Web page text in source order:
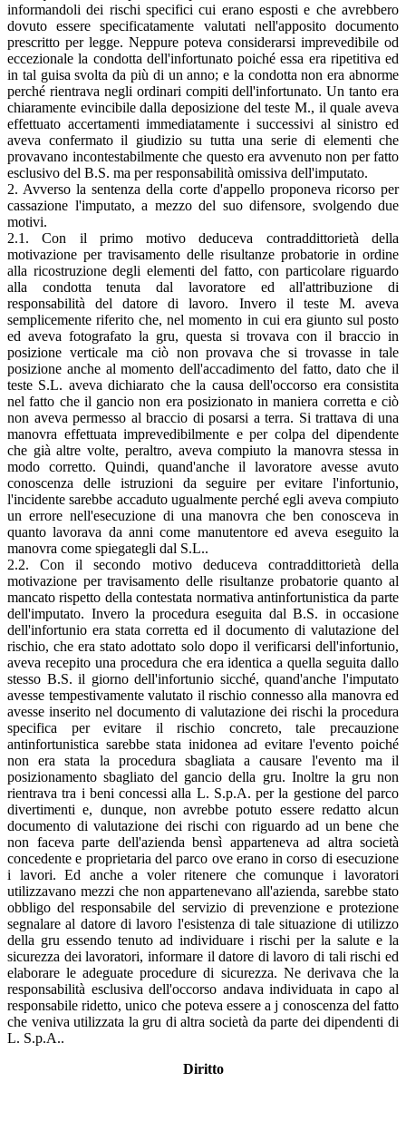
informandoli dei rischi specifici cui erano esposti e che avrebbero
dovuto essere specificatamente valutati nell'apposito documento
prescritto per legge. Neppure poteva considerarsi imprevedibile od
eccezionale la condotta dell'infortunato poiché essa era ripetitiva ed
in tal guisa svolta da più di un anno; e la condotta non era abnorme
perché rientrava negli ordinari compiti dell'infortunato. Un tanto era
chiaramente evincibile dalla deposizione del teste M., il quale aveva
effettuato accertamenti immediatamente i successivi al sinistro ed
aveva confermato il giudizio su tutta una serie di elementi che
provavano incontestabilmente che questo era avvenuto non per fatto
esclusivo del B.S. ma per responsabilità omissiva dell'imputato.
2. Avverso la sentenza della corte d'appello proponeva ricorso per
cassazione l'imputato, a mezzo del suo difensore, svolgendo due
motivi.
2.1. Con il primo motivo deduceva contraddittorietà della
motivazione per travisamento delle risultanze probatorie in ordine
alla ricostruzione degli elementi del fatto, con particolare riguardo
alla condotta tenuta dal lavoratore ed all'attribuzione di
responsabilità del datore di lavoro. Invero il teste M. aveva
semplicemente riferito che, nel momento in cui era giunto sul posto
ed aveva fotografato la gru, questa si trovava con il braccio in
posizione verticale ma ciò non provava che si trovasse in tale
posizione anche al momento dell'accadimento del fatto, dato che il
teste S.L. aveva dichiarato che la causa dell'occorso era consistita
nel fatto che il gancio non era posizionato in maniera corretta e ciò
non aveva permesso al braccio di posarsi a terra. Si trattava di una
manovra effettuata imprevedibilmente e per colpa del dipendente
che già altre volte, peraltro, aveva compiuto la manovra stessa in
modo corretto. Quindi, quand'anche il lavoratore avesse avuto
conoscenza delle istruzioni da seguire per evitare l'infortunio,
l'incidente sarebbe accaduto ugualmente perché egli aveva compiuto
un errore nell'esecuzione di una manovra che ben conosceva in
quanto lavorava da anni come manutentore ed aveva eseguito la
manovra come spiegategli dal S.L..
2.2. Con il secondo motivo deduceva contraddittorietà della
motivazione per travisamento delle risultanze probatorie quanto al
mancato rispetto della contestata normativa antinfortunistica da parte
dell'imputato. Invero la procedura eseguita dal B.S. in occasione
dell'infortunio era stata corretta ed il documento di valutazione del
rischio, che era stato adottato solo dopo il verificarsi dell'infortunio,
aveva recepito una procedura che era identica a quella seguita dallo
stesso B.S. il giorno dell'infortunio sicché, quand'anche l'imputato
avesse tempestivamente valutato il rischio connesso alla manovra ed
avesse inserito nel documento di valutazione dei rischi la procedura
specifica per evitare il rischio concreto, tale precauzione
antinfortunistica sarebbe stata inidonea ad evitare l'evento poiché
non era stata la procedura sbagliata a causare l'evento ma il
posizionamento sbagliato del gancio della gru. Inoltre la gru non
rientrava tra i beni concessi alla L. S.p.A. per la gestione del parco
divertimenti e, dunque, non avrebbe potuto essere redatto alcun
documento di valutazione dei rischi con riguardo ad un bene che
non faceva parte dell'azienda bensì apparteneva ad altra società
concedente e proprietaria del parco ove erano in corso di esecuzione
i lavori. Ed anche a voler ritenere che comunque i lavoratori
utilizzavano mezzi che non appartenevano all'azienda, sarebbe stato
obbligo del responsabile del servizio di prevenzione e protezione
segnalare al datore di lavoro l'esistenza di tale situazione di utilizzo
della gru essendo tenuto ad individuare i rischi per la salute e la
sicurezza dei lavoratori, informare il datore di lavoro di tali rischi ed
elaborare le adeguate procedure di sicurezza. Ne derivava che la
responsabilità esclusiva dell'occorso andava individuata in capo al
responsabile ridetto, unico che poteva essere a j conoscenza del fatto
che veniva utilizzata la gru di altra società da parte dei dipendenti di
L. S.p.A..
Diritto